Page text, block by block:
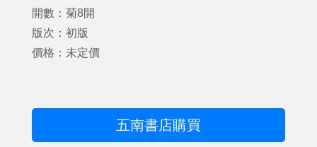
開數：菊8開
版次：初版
價格：未定價
五南書店購買